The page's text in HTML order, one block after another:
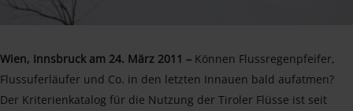
Wien, Innsbruck am 24. März 2011 – Können Flussregenpfeifer,
Flussuferläufer und Co. in den letzten Innauen bald aufatmen?
Der Kriterienkatalog für die Nutzung der Tiroler Flüsse ist seit